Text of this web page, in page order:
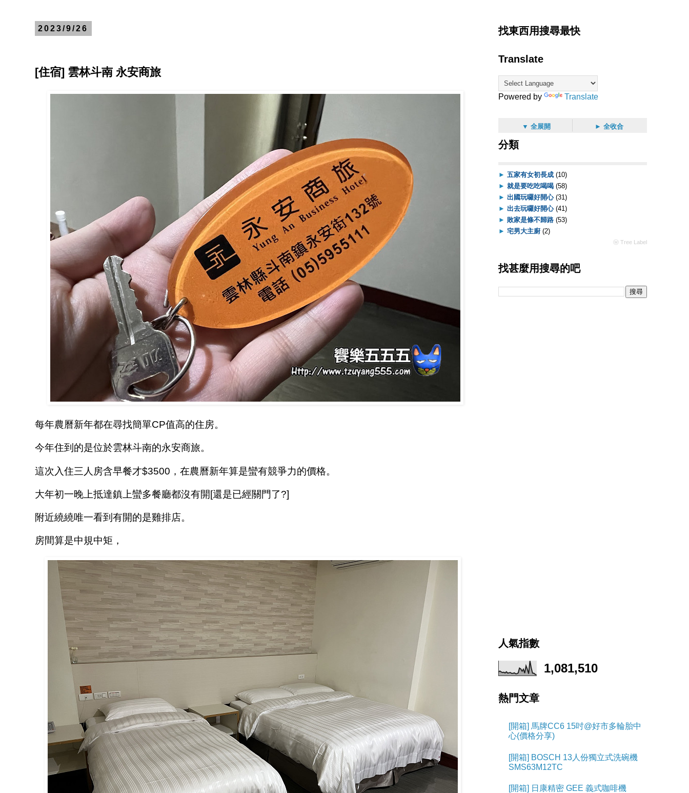
2023/9/26
[住宿] 雲林斗南 永安商旅
每年農曆新年都在尋找簡單CP值高的住房。
今年住到的是位於雲林斗南的永安商旅。
這次入住三人房含早餐才$3500，在農曆新年算是蠻有競爭力的價格。
大年初一晚上抵達鎮上蠻多餐廳都沒有開[還是已經關門了?]
附近繞繞唯一看到有開的是雞排店。
房間算是中規中矩，
找東西用搜尋最快
Translate
Powered by Translate
▼ 全展開 ► 全收合
分類
► 五家有女初長成 (10)
► 就是要吃吃喝喝 (58)
► 出國玩囉好開心 (31)
► 出去玩囉好開心 (41)
► 敗家是條不歸路 (53)
► 宅男大主廚 (2)
ⓦ Tree Label
找甚麼用搜尋的吧
人氣指數
1,081,510
熱門文章
[開箱] 馬牌CC6 15吋@好市多輪胎中
心(價格分享)
[開箱] BOSCH 13人份獨立式洗碗機
SMS63M12TC
[開箱] 日康精密 GEE 義式咖啡機